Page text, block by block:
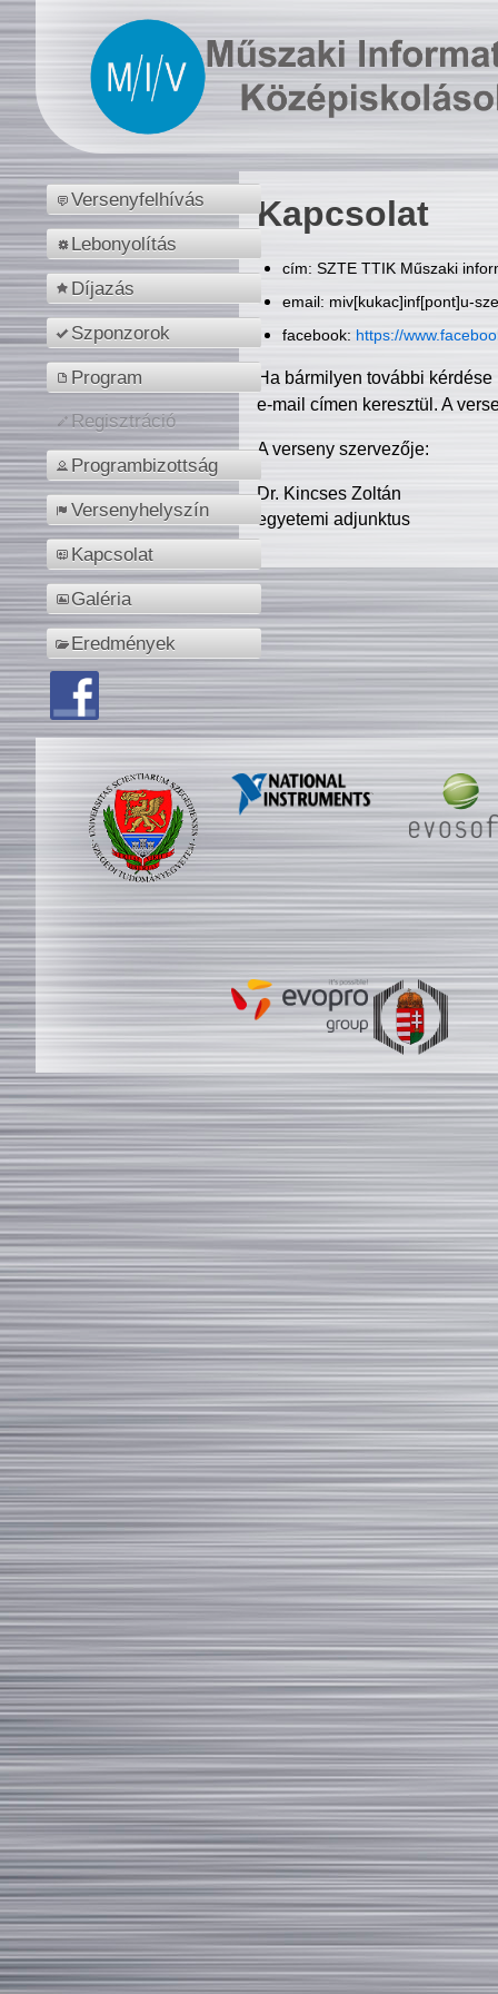
Versenyfelhívás
Lebonyolítás
Díjazás
Szponzorok
Program
Regisztráció
Programbizottság
Versenyhelyszín
Kapcsolat
Galéria
Eredmények
Kapcsolat
cím: SZTE TTIK Műszaki
email: miv[kukac]inf[pont]u-
facebook: https://
Ha bármilyen további
e-mail címen keresztül. A
A verseny szervezője:
Dr. Kincses Zoltán
egyetemi adjunktus